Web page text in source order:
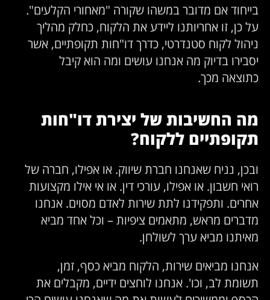
בייחוד אם מדובר במשהו שקורה "מאחורי הקלעים".
על כן, זו אחריותנו ליידע את הלקוח, כחלק מהליך
ניהול לקוח סטנדרטי, כדרך דו"חות תקופתיים, אשר
יסבירו בדיוק מה אנחנו עושים ומה הוא קיבל
כתוצאה מכך.
מה החשיבות של יצירת דו"חות
תקופתיים ללקוח?
ובכן, נניח שאנחנו חברת שיווק. או אפילו, חברה של
רואי חשבון. או אפילו, עורכי דין. או אי אילו מקצועות
אחרים. ותפקידנו לתת שירות לאדם מסוים. אנחנו
מדברים מראש, מתאמים ציפיות – וכל אחד מביא
מאיתנו מביא ערך לשולחן.
אנחנו מביאים שירות, הלקוח מביא כסף, זמן,
תשומת לב, וכו'. אנחנו לוחצים ידיים, מקבלים את